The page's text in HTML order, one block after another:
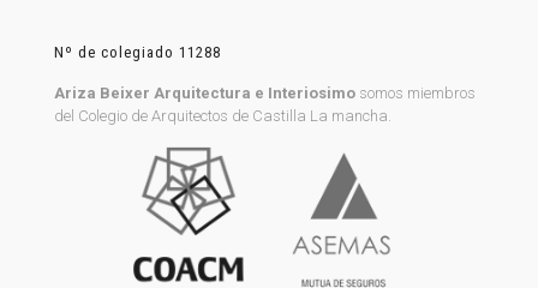
Nº de colegiado 11288
Ariza Beixer Arquitectura e Interiosimo somos miembros
del Colegio de Arquitectos de Castilla La mancha.